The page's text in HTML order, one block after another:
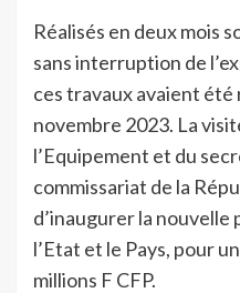
Réalisés en deux mois
sans interruption de
ces travaux avaient
novembre 2023. La
l’Equipement et du
commissariat de la
d’inaugurer la
l’Etat et le Pays, pour
millions F CFP.